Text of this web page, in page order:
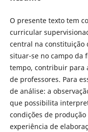
O presente texto tem
curricular
central na constituição
situar-se no campo da
tempo, contribuir para
de professores. Para
de análise: a
que possibilita
condições de
experiência de